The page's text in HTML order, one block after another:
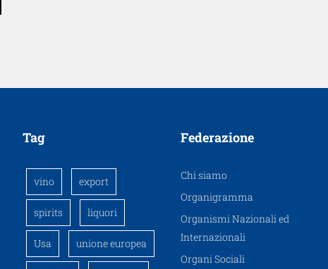
Tag
vino export
spirits liquori
Usa unione europea
Federazione
Chi siamo
Organigramma
Organismi Nazionali ed
Internazionali
Organi Sociali